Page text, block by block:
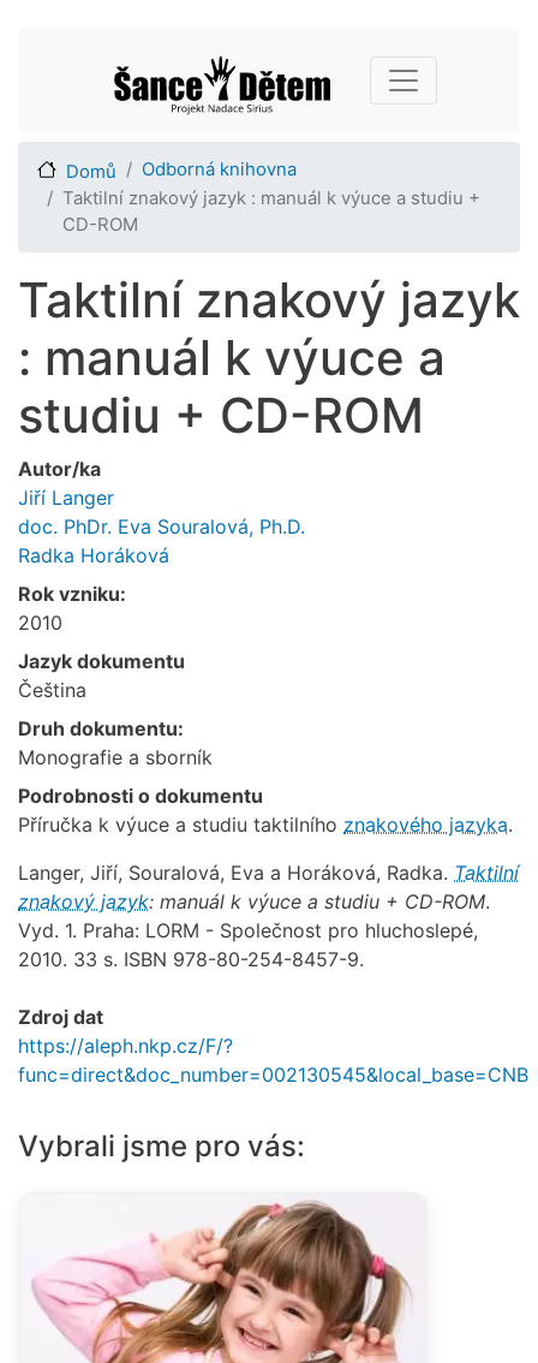
hlavnímu
obsahu
Main navigation
Domů
Odborná knihovna
Taktilní znakový jazyk : manuál k výuce a studiu +
CD-ROM
Taktilní znakový jazyk
: manuál k výuce a
studiu + CD-ROM
Autor/ka
Jiří Langer
doc. PhDr. Eva Souralová, Ph.D.
Radka Horáková
Rok vzniku:
2010
Jazyk dokumentu
Čeština
Druh dokumentu:
Monografie a sborník
Podrobnosti o dokumentu
Příručka k výuce a studiu taktilního znakového jazyka.
Langer, Jiří, Souralová, Eva a Horáková, Radka. Taktilní
znakový jazyk: manuál k výuce a studiu + CD-ROM.
Vyd. 1. Praha: LORM - Společnost pro hluchoslepé,
2010. 33 s. ISBN 978-80-254-8457-9.
Zdroj dat
https://aleph.nkp.cz/F/?
func=direct&doc_number=002130545&local_base=CNB
Vybrali jsme pro vás: